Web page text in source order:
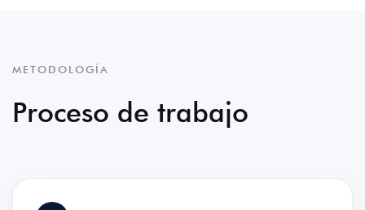
METODOLOGÍA
Proceso de trabajo